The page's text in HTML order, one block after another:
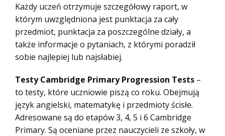
Każdy uczeń otrzymuje szczegółowy raport, w
którym uwzględniona jest punktacja za cały
przedmiot, punktacja za poszczególne działy, a
także informacje o pytaniach, z którymi poradził
sobie najlepiej lub najsłabiej.
Testy Cambridge Primary Progression Tests –
to testy, które uczniowie piszą co roku. Obejmują
język angielski, matematykę i przedmioty ścisłe.
Adresowane są do etapów 3, 4, 5 i 6 Cambridge
Primary. Są oceniane przez nauczycieli ze szkoły, w